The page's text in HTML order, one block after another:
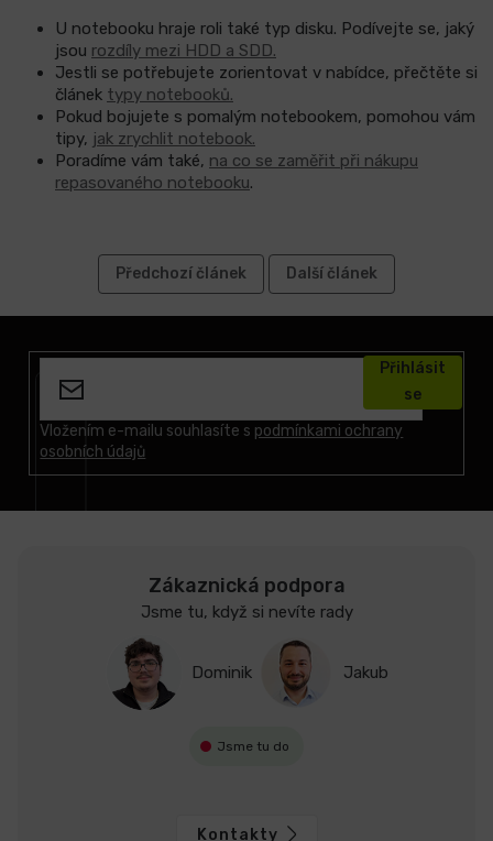
U notebooku hraje roli také typ disku. Podívejte se, jaký
jsou rozdíly mezi HDD a SDD.
Jestli se potřebujete zorientovat v nabídce, přečtěte si
článek typy notebooků.
Pokud bojujete s pomalým notebookem, pomohou vám
tipy, jak zrychlit notebook.
Poradíme vám také, na co se zaměřit při nákupu
repasovaného notebooku.
Předchozí článek Další článek
Vložením e-mailu souhlasíte s podmínkami ochrany
osobních údajů
Přihlásit
se
Zákaznická podpora
Jsme tu, když si nevíte rady
Dominik Jakub
Jsme tu do
Kontakty